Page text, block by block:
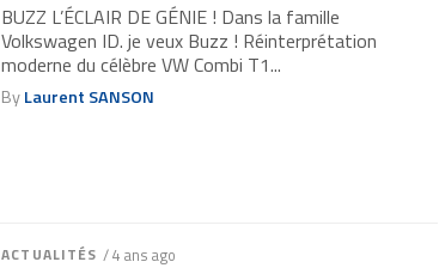
BUZZ L’ÉCLAIR DE GÉNIE ! Dans la famille
Volkswagen ID. je veux Buzz ! Réinterprétation
moderne du célèbre VW Combi T1...
ByLaurent SANSON
ACTUALITÉS / 4 ans ago